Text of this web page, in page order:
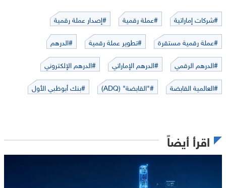
#شركات إماراتية #عملة رقمية
#إصدار عملة رقمية
#عملة رقمية مستقرة
#تطوير عملة رقمية
#الدرهم
#الدرهم الرقمي
#الدرهم الإماراتي
#الدرهم الإلكتروني
#العالمية القابضة
#"القابضة" (ADQ) #بنك أبوظبي الأول
اقرأ أيضاً